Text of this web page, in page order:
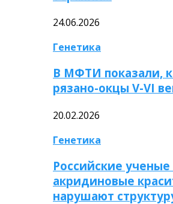
24.06.2026
Генетика
В МФТИ показали,
рязано-окцы V-VI
20.02.2026
Генетика
Российские
акридиновые
нарушают